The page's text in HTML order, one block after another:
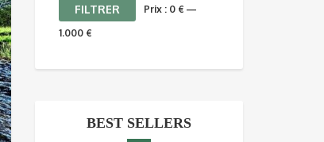
Prix
min
Prix
max
FILTRER Prix : 0 €—
1.000 €
BEST SELLERS